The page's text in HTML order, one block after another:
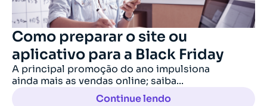
Como preparar o site ou
aplicativo para a Black Friday
A principal promoção do ano impulsiona
ainda mais as vendas online; saiba...
Continue lendo